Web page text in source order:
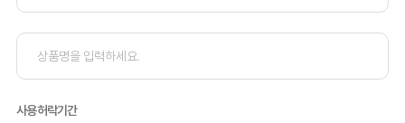
사용허락기간